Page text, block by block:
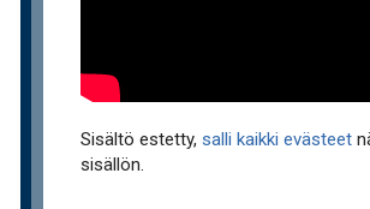
Sisältö estetty, salli kaikki evästeet
sisällön.